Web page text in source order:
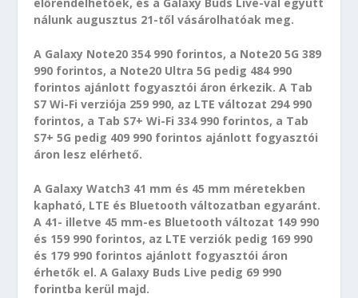
nálunk augusztus 21-től vásárolhatóak meg.
A Galaxy Note20 354 990 forintos, a Note20 5G 389
990 forintos, a Note20 Ultra 5G pedig 484 990
forintos ajánlott fogyasztói áron érkezik. A Tab
S7 Wi-Fi verziója 259 990, az LTE változat 294 990
forintos, a Tab S7+ Wi-Fi 334 990 forintos, a Tab
S7+ 5G pedig 409 990 forintos ajánlott fogyasztói
áron lesz elérhető.
A Galaxy Watch3 41 mm és 45 mm méretekben
kapható, LTE és Bluetooth változatban egyaránt.
A 41- illetve 45 mm-es Bluetooth változat 149 990
és 159 990 forintos, az LTE verziók pedig 169 990
és 179 990 forintos ajánlott fogyasztói áron
érhetők el. A Galaxy Buds Live pedig 69 990
forintba kerül majd.